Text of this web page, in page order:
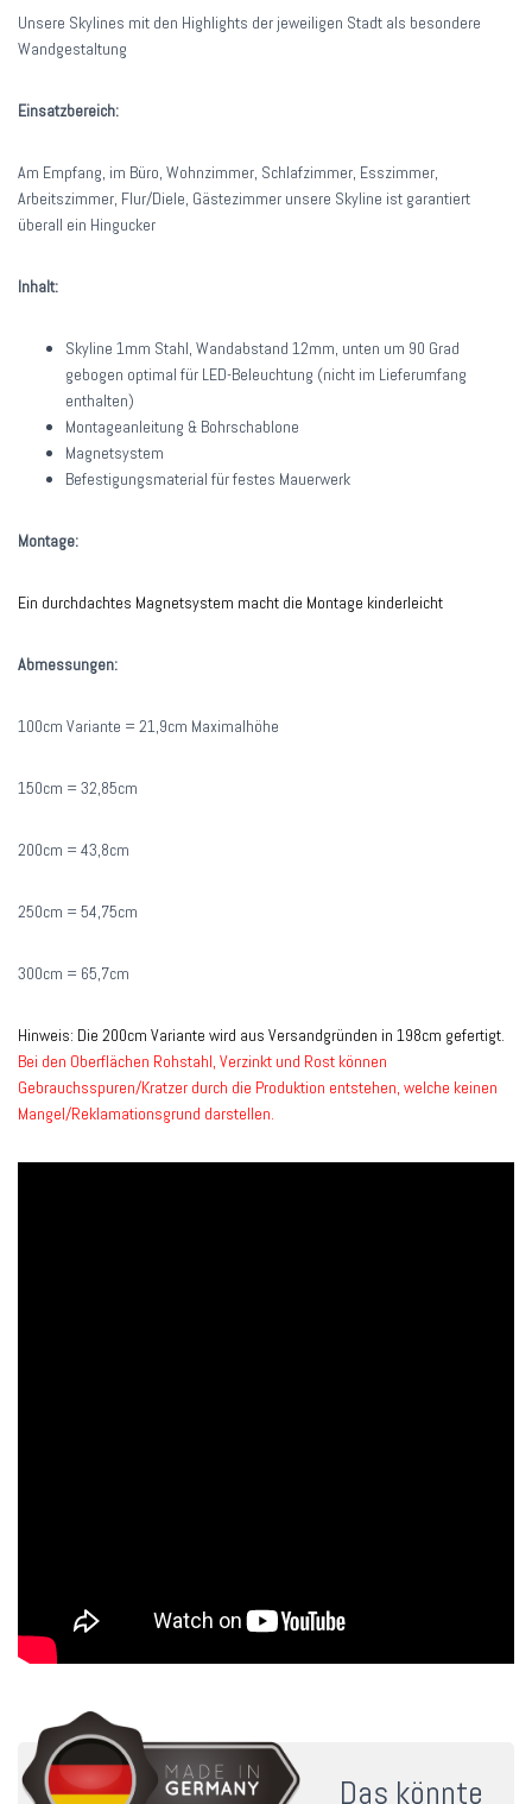
Unsere Skylines mit den Highlights der jeweiligen Stadt als besondere
Wandgestaltung
Einsatzbereich:
Am Empfang, im Büro, Wohnzimmer, Schlafzimmer, Esszimmer,
Arbeitszimmer, Flur/Diele, Gästezimmer unsere Skyline ist garantiert
überall ein Hingucker
Inhalt:
Skyline 1mm Stahl, Wandabstand 12mm, unten um 90 Grad
gebogen optimal für LED-Beleuchtung (nicht im Lieferumfang
enthalten)
Montageanleitung & Bohrschablone
Magnetsystem
Befestigungsmaterial für festes Mauerwerk
Montage:
Ein durchdachtes Magnetsystem macht die Montage kinderleicht
Abmessungen:
100cm Variante = 21,9cm Maximalhöhe
150cm = 32,85cm
200cm = 43,8cm
250cm = 54,75cm
300cm = 65,7cm
Hinweis: Die 200cm Variante wird aus Versandgründen in 198cm gefertigt.
Bei den Oberflächen Rohstahl, Verzinkt und Rost können
Gebrauchsspuren/Kratzer durch die Produktion entstehen, welche keinen
Mangel/Reklamationsgrund darstellen.
Das könnte